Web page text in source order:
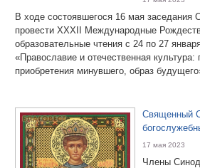
В ходе состоявшегося 16 мая заседания
провести XXXII Международные
образовательные чтения с 24 по 27
«Православие и отечественная культура:
приобретения минувшего, образ
Священный
17 мая 2023
Члены